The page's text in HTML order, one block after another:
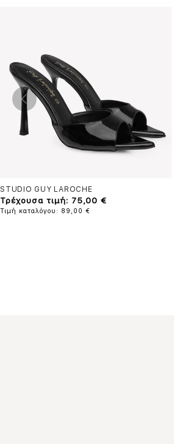
STUDIO GUY LAROCHE
Τρέχουσα τιμή: 75,00 €
Τιμή καταλόγου: 89,00 €